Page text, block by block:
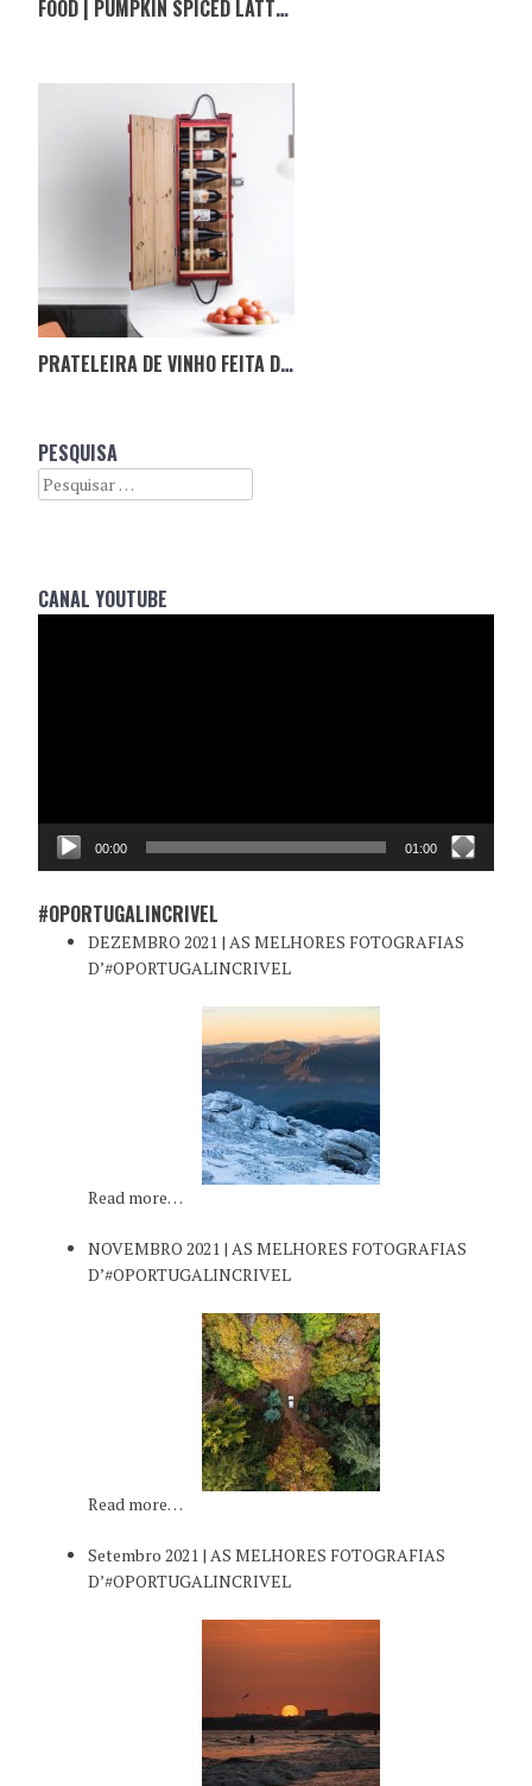
FOOD | PUMPKIN SPICED LATTE PARA OS DIAS FRIOS
PRATELEIRA DE VINHO FEITA DE CAIXAS DE MUNIÇÃO DO EXÉRCITO DOS EUA
PESQUISA
Search
CANAL YOUTUBE
00:00 01:00
#OPORTUGALINCRIVEL
DEZEMBRO 2021 | AS MELHORES FOTOGRAFIAS
D’#OPORTUGALINCRIVEL
Read more…
NOVEMBRO 2021 | AS MELHORES FOTOGRAFIAS
D’#OPORTUGALINCRIVEL
Read more…
Setembro 2021 | AS MELHORES FOTOGRAFIAS
D’#OPORTUGALINCRIVEL